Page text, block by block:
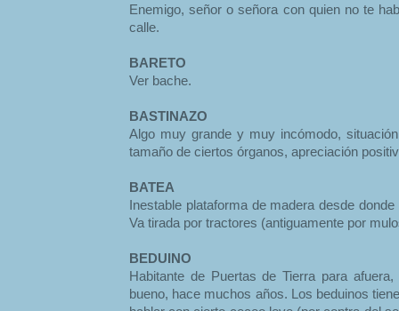
Enemigo, señor o señora con quien no te
calle.
BARETO
Ver bache.
BASTINAZO
Algo muy grande y muy incómodo,
tamaño de ciertos órganos, apreciación
BATEA
Inestable plataforma de madera desde
Va tirada por tractores (antiguamente por
BEDUINO
Habitante de Puertas de Tierra para
bueno, hace muchos años. Los beduinos